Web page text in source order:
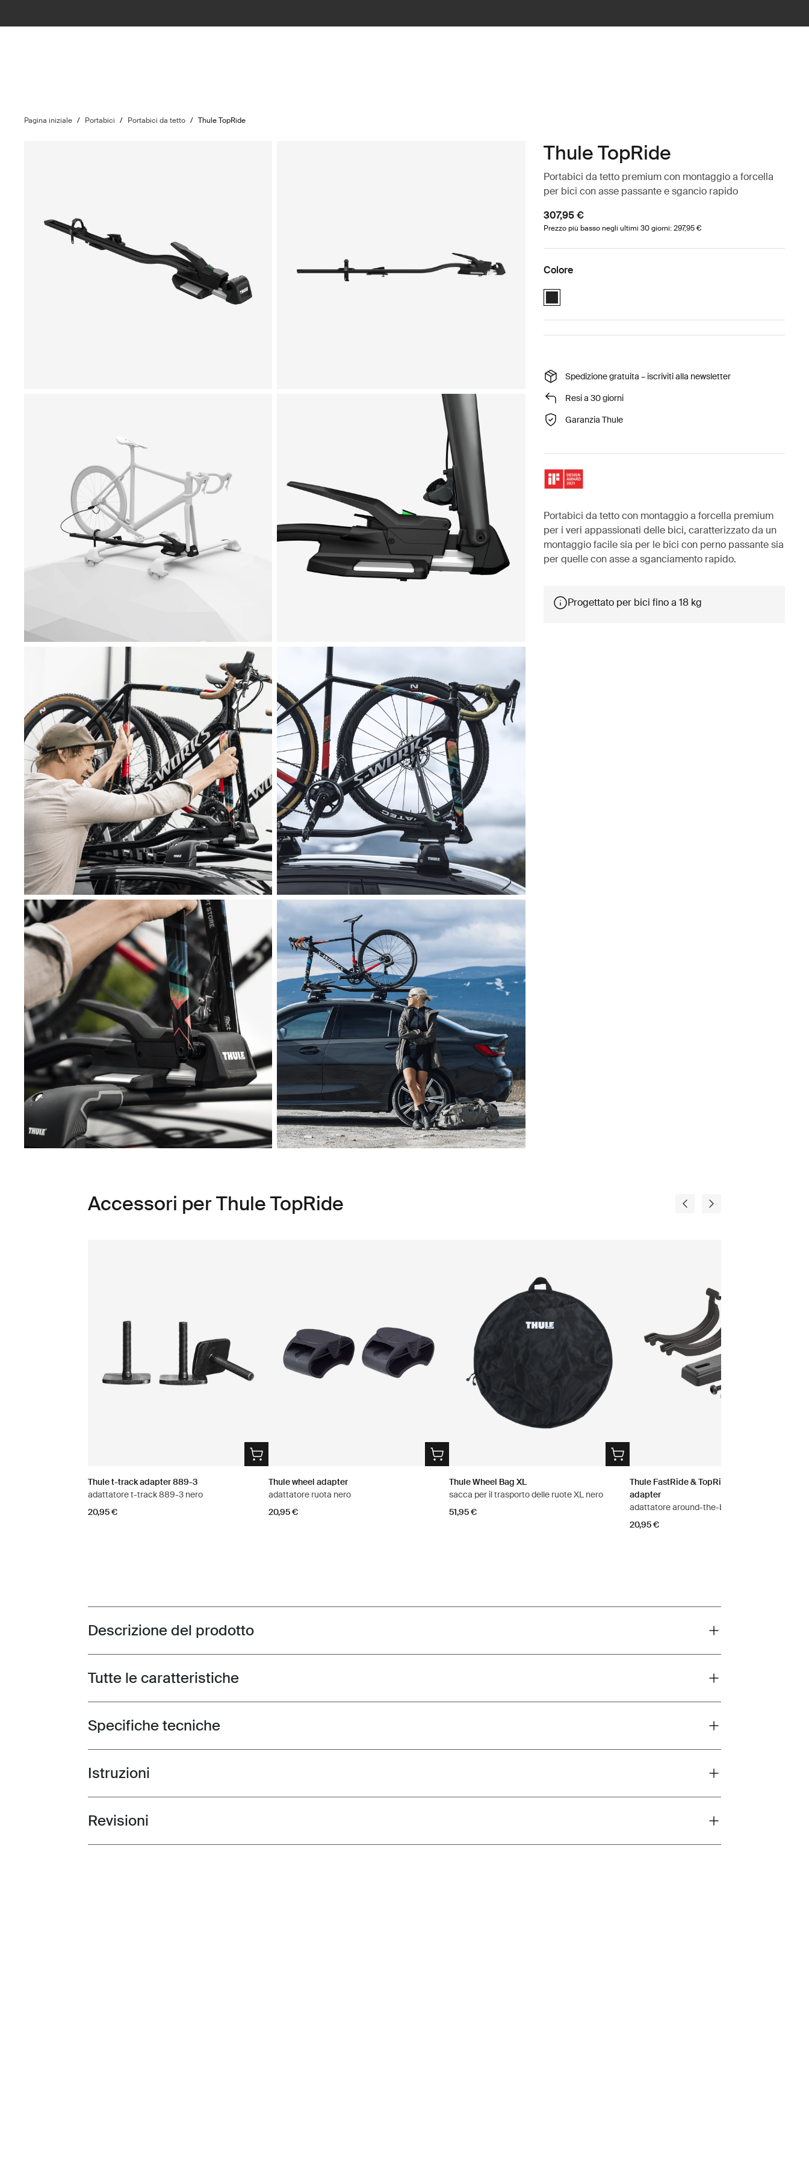
Pagina iniziale / Portabici / Portabici da tetto / Thule TopRide
Thule TopRide
Portabici da tetto premium con montaggio a forcella
per bici con asse passante e sgancio rapido
307,95 €
Prezzo più basso negli ultimi 30 giorni: 297,95 €
Colore
Thule TopRide Nero (selected)
Spedizione gratuita – iscriviti alla newsletter
Resi a 30 giorni
Garanzia Thule
Portabici da tetto con montaggio a forcella premium
per i veri appassionati delle bici, caratterizzato da un
montaggio facile sia per le bici con perno passante sia
per quelle con asse a sganciamento rapido.
Progettato per bici fino a 18 kg
Accessori per Thule TopRide
Thule t-track adapter 889-3
adattatore t-track 889-3 nero
20,95 €
Thule wheel adapter
adattatore ruota nero
20,95 €
Thule Wheel Bag XL
sacca per il trasporto delle ruote XL nero
51,95 €
Thule FastRide & TopRide around-the-bar
adapter
adattatore around-the-bar nero
20,95 €
Toggle overview
Descrizione del prodotto
Toggle features
Tutte le caratteristiche
Toggle techspec
Specifiche tecniche
Toggle guides and instructions
Istruzioni
Toggle overview
Revisioni